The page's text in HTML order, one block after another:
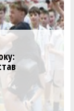
року:
дня Фіналу